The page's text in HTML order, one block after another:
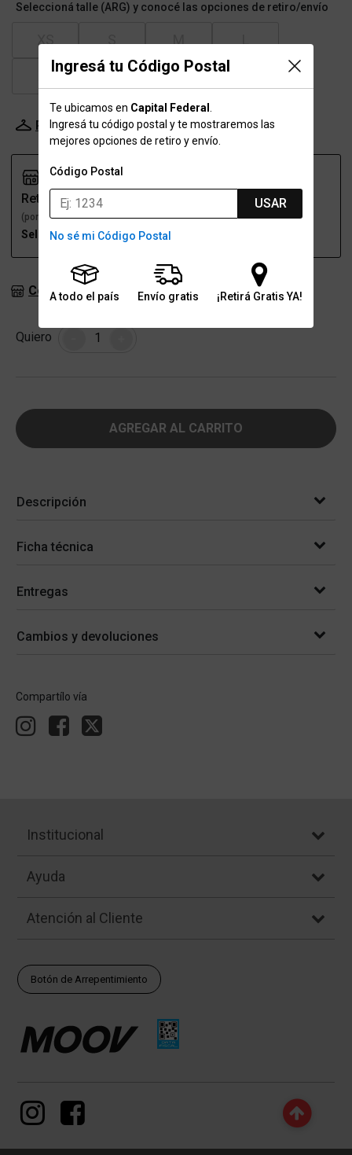
Ingresá tu Código Postal
Te ubicamos en Capital Federal
Ingresá tu código postal y te mostraremos las
mejores opciones de retiro y envío.
Código Postal
USAR
No sé mi Código Postal
A todo el país Envío gratis ¡Retirá Gratis YA!
Seleccioná talle (ARG) y conocé las opciones de retiro/envío
XL XXL
Probador Virtual Tabla de talles
Retiro
(por una sucursal)
Seleccioná talle
(a domicilio)
Consultar stock en sucursales
Quiero Cantidad
AGREGAR AL CARRITO
Descripción
Ficha técnica
Entregas
Cambios y devoluciones
Compartílo vía
Institucional
Ayuda
Atención al Cliente
Botón de Arrepentimiento